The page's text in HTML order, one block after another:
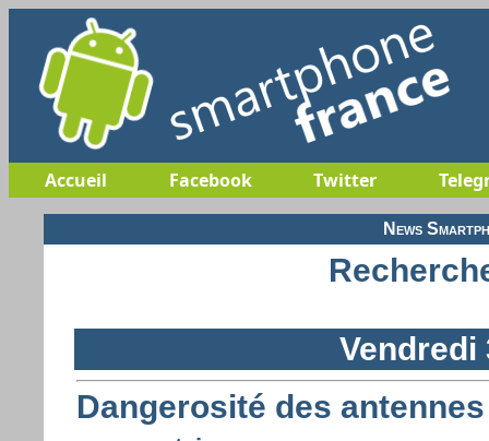
Accueil Facebook Twitter
News
Vendredi
Dangerosité des